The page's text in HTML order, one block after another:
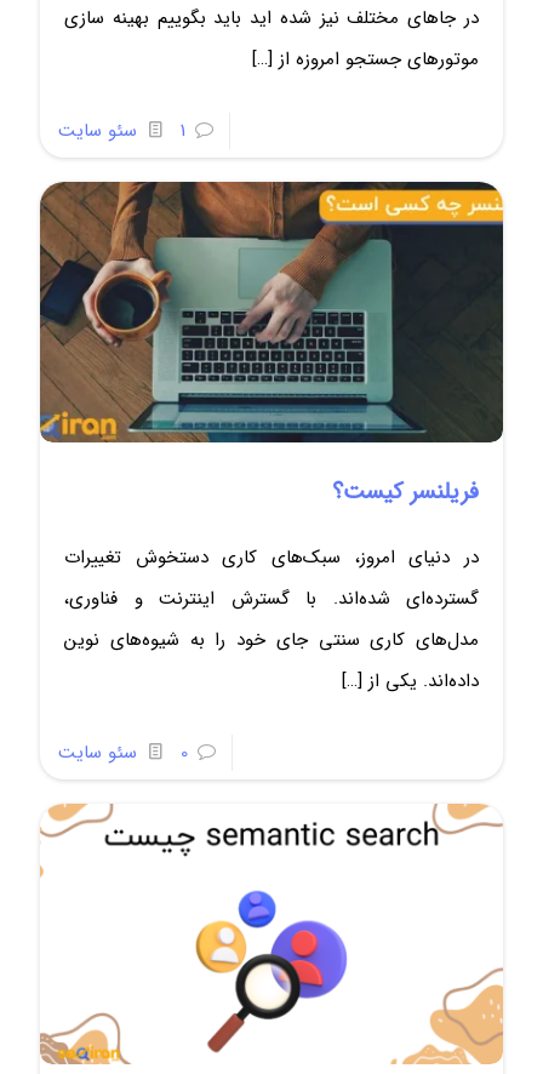
در جاهای مختلف نیز شده اید باید بگوییم بهینه سازی
موتورهای جستجو امروزه از […]
1 سئو سایت
فریلنسر کیست؟
در دنیای امروز، سبک‌های کاری دستخوش تغییرات
گسترده‌ای شده‌اند. با گسترش اینترنت و فناوری،
مدل‌های کاری سنتی جای خود را به شیوه‌های نوین
داده‌اند. یکی از […]
0 سئو سایت